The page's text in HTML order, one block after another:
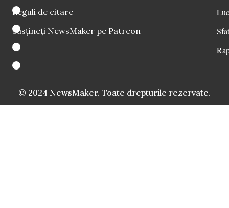
Reguli de citare
Susțineți NewsMaker pe Patreon
© 2024 NewsMaker. Toate drepturile rezervate.